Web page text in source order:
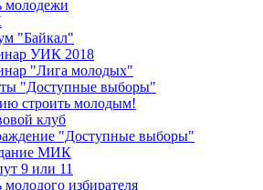
молодежи
"Байкал"
УИК 2018
"Лига молодых"
"Доступные выборы"
строить молодым!
клуб
"Доступные выборы"
МИК
9 или 11
молодого избирателя